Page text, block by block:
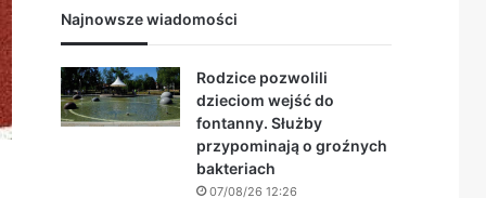
Najnowsze wiadomości
Rodzice pozwolili
dzieciom wejść do
fontanny. Służby
przypominają o groźnych
bakteriach
07/08/26 12:26